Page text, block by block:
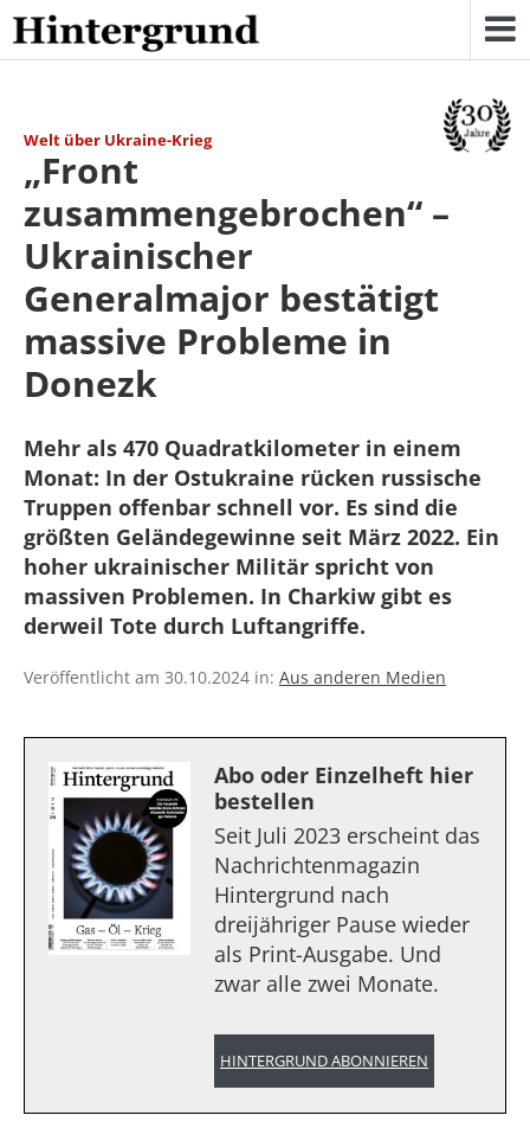
Skip
to
content
Welt über Ukraine-Krieg
„Front
zusammengebrochen“ –
Ukrainischer
Generalmajor bestätigt
massive Probleme in
Donezk
Mehr als 470 Quadratkilometer in einem
Monat: In der Ostukraine rücken russische
Truppen offenbar schnell vor. Es sind die
größten Geländegewinne seit März 2022. Ein
hoher ukrainischer Militär spricht von
massiven Problemen. In Charkiw gibt es
derweil Tote durch Luftangriffe.
Veröffentlicht am 30.10.2024 in: Aus anderen Medien
Abo oder Einzelheft hier
bestellen
Seit Juli 2023 erscheint das
Nachrichtenmagazin
Hintergrund nach
dreijähriger Pause wieder
als Print-Ausgabe. Und
zwar alle zwei Monate.
HINTERGRUND ABONNIEREN